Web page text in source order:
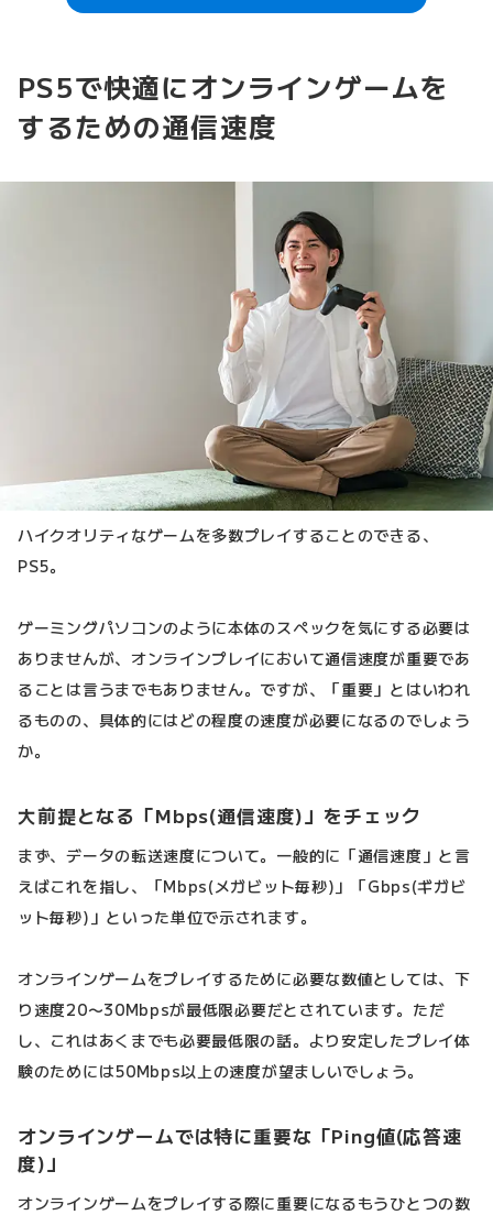
PS5で快適にオンラインゲームを
するための通信速度
ハイクオリティなゲームを多数プレイすることのできる、
PS5。
ゲーミングパソコンのように本体のスペックを気にする必要は
ありませんが、オンラインプレイにおいて通信速度が重要であ
ることは言うまでもありません。ですが、「重要」とはいわれ
るものの、具体的にはどの程度の速度が必要になるのでしょう
か。
大前提となる「Mbps(通信速度)」をチェック
まず、データの転送速度について。一般的に「通信速度」と言
えばこれを指し、「Mbps(メガビット毎秒)」「Gbps(ギガビ
ット毎秒)」といった単位で示されます。
オンラインゲームをプレイするために必要な数値としては、下
り速度20〜30Mbpsが最低限必要だとされています。ただ
し、これはあくまでも必要最低限の話。より安定したプレイ体
験のためには50Mbps以上の速度が望ましいでしょう。
オンラインゲームでは特に重要な「Ping値(応答速
度)」
オンラインゲームをプレイする際に重要になるもうひとつの数